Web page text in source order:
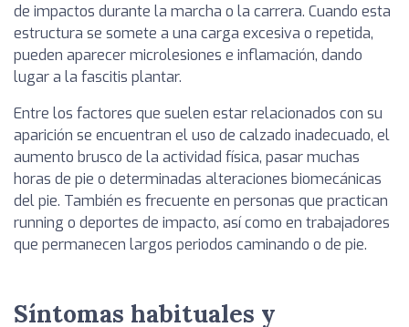
de impactos durante la marcha o la carrera. Cuando esta
estructura se somete a una carga excesiva o repetida,
pueden aparecer microlesiones e inflamación, dando
lugar a la fascitis plantar.
Entre los factores que suelen estar relacionados con su
aparición se encuentran el uso de calzado inadecuado, el
aumento brusco de la actividad física, pasar muchas
horas de pie o determinadas alteraciones biomecánicas
del pie. También es frecuente en personas que practican
running o deportes de impacto, así como en trabajadores
que permanecen largos periodos caminando o de pie.
Síntomas habituales y